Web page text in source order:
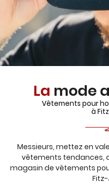
ACCUEIL
UNIVERS
La mode
Vêtements pour
à
Messieurs, mettez en
vêtements tendances,
magasin de vêtements